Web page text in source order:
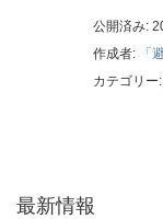
公開済み:
作成者:
「
カテゴリー:
最新情報